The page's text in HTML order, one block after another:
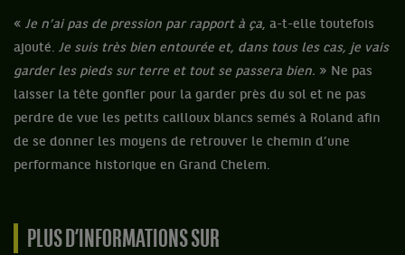
« Je n’ai pas de pression par rapport à ça, a-t-elle toutefois
ajouté. Je suis très bien entourée et, dans tous les cas, je vais
garder les pieds sur terre et tout se passera bien. » Ne pas
laisser la tête gonfler pour la garder près du sol et ne pas
perdre de vue les petits cailloux blancs semés à Roland afin
de se donner les moyens de retrouver le chemin d’une
performance historique en Grand Chelem.
PLUS D’INFORMATIONS SUR